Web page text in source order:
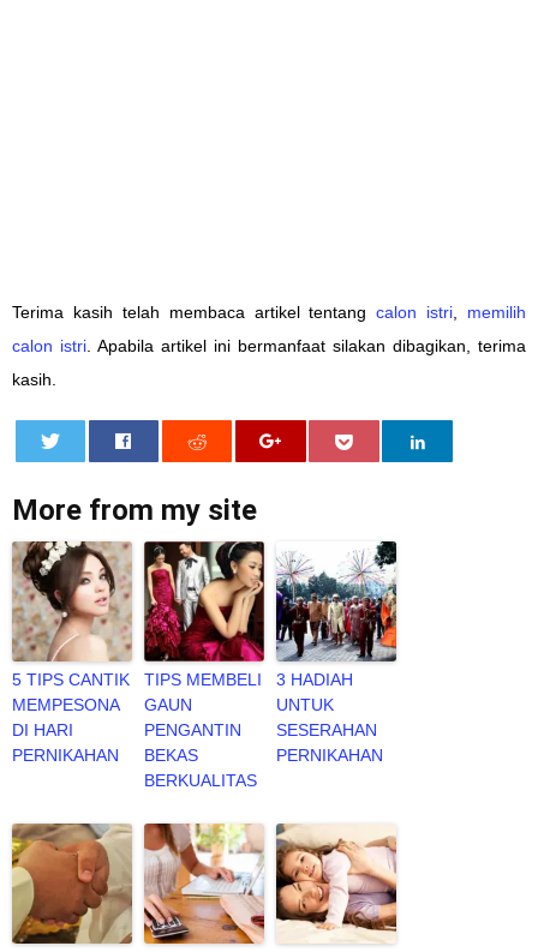
Terima kasih telah membaca artikel tentangcalon istri
memilih
calon istri . Apabila artikel ini bermanfaat silakan dibagikan, terima
kasih.
More from my site
5 TIPS CANTIK
MEMPESONA
DI HARI
PERNIKAHAN
TIPS MEMBELI
GAUN
PENGANTIN
BEKAS
BERKUALITAS
3 HADIAH
UNTUK
SESERAHAN
PERNIKAHAN